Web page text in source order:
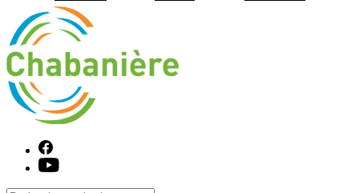
Facebook
Youtube